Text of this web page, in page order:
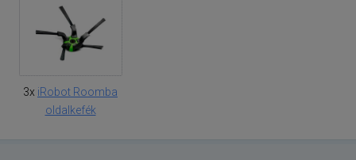
3x iRobot Roomba
oldalkefék